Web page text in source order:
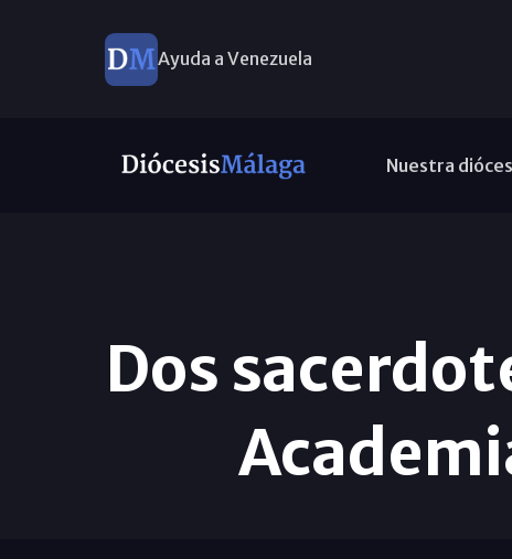
Ayuda a Venezuela
Nuestra
Dos